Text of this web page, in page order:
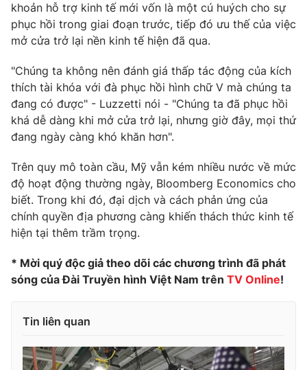
Ðiện thoại Thời báo VTV:024.66 897 897
Email: toasoan@vtv.vn
Liên hệ quảng cáo:024-7300.7108
® Cấm sao chép dưới mọi hình thức nếu không có sự chấp
thông tin từ website này.
khoản hỗ trợ kinh tế mới vốn là một cú huých cho sự
phục hồi trong giai đoạn trước, tiếp đó ưu thế của việc
mở cửa trở lại nền kinh tế hiện đã qua.
"Chúng ta không nên đánh giá thấp tác động của kích
thích tài khóa với đà phục hồi hình chữ V mà chúng ta
đang có được" - Luzzetti nói - "Chúng ta đã phục hồi
khá dễ dàng khi mở cửa trở lại, nhưng giờ đây, mọi thứ
đang ngày càng khó khăn hơn".
Trên quy mô toàn cầu, Mỹ vẫn kém nhiều nước về mức
độ hoạt động thường ngày, Bloomberg Economics cho
biết. Trong khi đó, đại dịch và cách phản ứng của
chính quyền địa phương càng khiến thách thức kinh tế
hiện tại thêm trầm trọng.
* Mời quý độc giả theo dõi các chương trình đã phát
sóng của Đài Truyền hình Việt Nam trên TV Online!
Tin liên quan